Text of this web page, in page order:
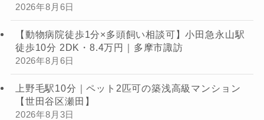
2026年8月6日
【動物病院徒歩1分×多頭飼い相談可】小田急永山駅
徒歩10分 2DK・8.4万円｜多摩市諏訪
2026年8月6日
上野毛駅10分｜ペット2匹可の築浅高級マンション
【世田谷区瀬田】
2026年8月3日